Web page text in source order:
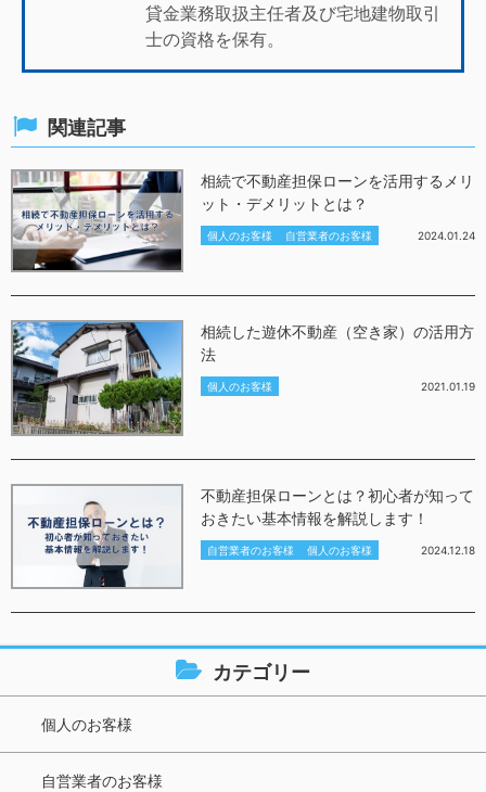
貸金業務取扱主任者及び宅地建物取引
士の資格を保有。
関連記事
相続で不動産担保ローンを活用するメリ
ット・デメリットとは？
個人のお客様 自営業者のお客様 2024.01.24
相続した遊休不動産（空き家）の活用方
法
個人のお客様 2021.01.19
不動産担保ローンとは？初心者が知って
おきたい基本情報を解説します！
自営業者のお客様 個人のお客様 2024.12.18
カテゴリー
個人のお客様
自営業者のお客様